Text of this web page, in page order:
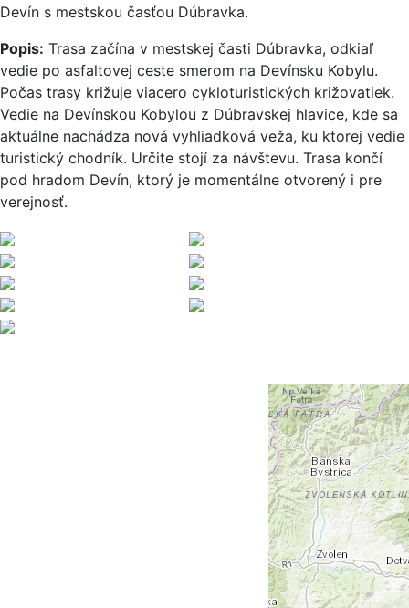
Devín s mestskou časťou Dúbravka.
Popis: Trasa začína v mestskej časti Dúbravka, odkiaľ
vedie po asfaltovej ceste smerom na Devínsku Kobylu.
Počas trasy križuje viacero cykloturistických križovatiek.
Vedie na Devínskou Kobylou z Dúbravskej hlavice, kde sa
aktuálne nachádza nová vyhliadková veža, ku ktorej vedie
turistický chodník. Určite stojí za návštevu. Trasa končí
pod hradom Devín, ktorý je momentálne otvorený i pre
verejnosť.